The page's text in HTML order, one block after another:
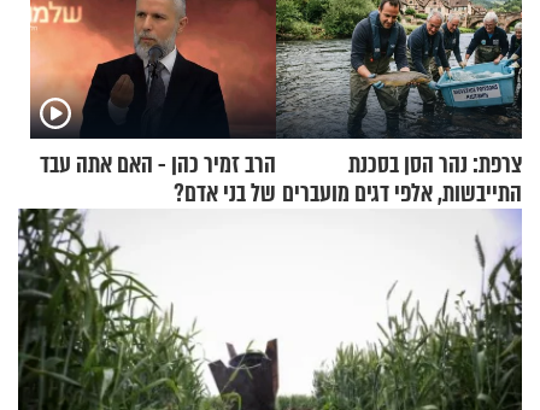
צרפת: נהר הסן בסכנת
התייבשות, אלפי דגים מועברים
במבצעי חילוץ
הרב זמיר כהן - האם אתה עבד
של בני אדם?